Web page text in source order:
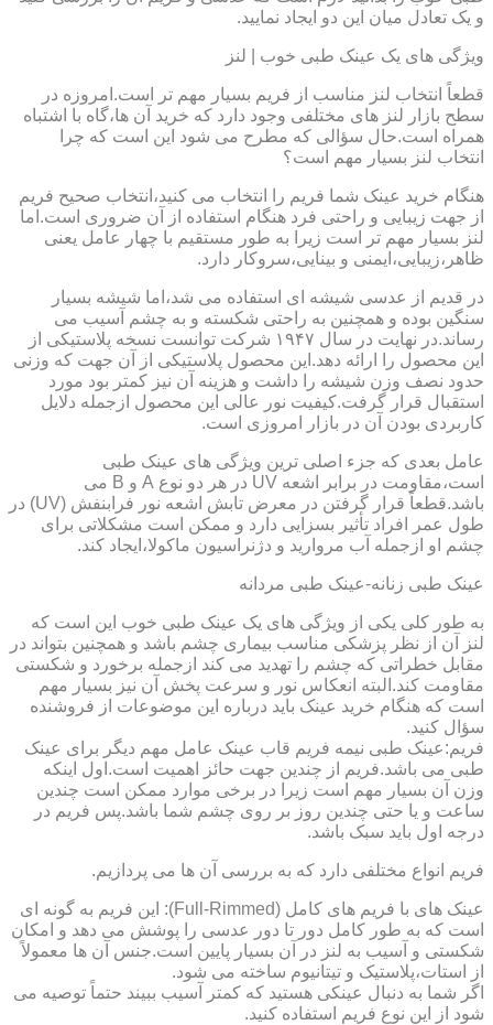
و یک تعادل میان این دو ایجاد نمایید.
ویژگی های یک عینک طبی خوب | لنز
قطعاً انتخاب لنز مناسب از فریم بسیار مهم تر است.امروزه در
سطح بازار لنز های مختلفی وجود دارد که خرید آن ها،گاه با اشتباه
همراه است.حال سؤالی که مطرح می شود این است که چرا
انتخاب لنز بسیار مهم است؟
هنگام خرید عینک شما فریم را انتخاب می کنید،انتخاب صحیح فریم
از جهت زیبایی و راحتی فرد هنگام استفاده از آن ضروری است.اما
لنز بسیار مهم تر است زیرا به طور مستقیم با چهار عامل یعنی
ظاهر،زیبایی،ایمنی و بینایی،سروکار دارد.
در قدیم از عدسی شیشه ای استفاده می شد،اما شیشه بسیار
سنگین بوده و همچنین به راحتی شکسته و به چشم آسیب می
رساند.در نهایت در سال ۱۹۴۷ شرکت توانست نسخه پلاستیکی از
این محصول را ارائه دهد.این محصول پلاستیکی از آن جهت که وزنی
حدود نصف وزن شیشه را داشت و هزینه آن نیز کمتر بود مورد
استقبال قرار گرفت.کیفیت نور عالی این محصول ازجمله دلایل
کاربردی بودن آن در بازار امروزی است.
عامل بعدی که جزء اصلی ترین ویژگی های عینک طبی
است،مقاومت در برابر اشعه UV در هر دو نوع A و B می
باشد.قطعاً قرار گرفتن در معرض تابش اشعه نور فرابنفش (UV) در
طول عمر افراد تأثیر بسزایی دارد و ممکن است مشکلاتی برای
چشم او ازجمله آب مروارید و دژنراسیون ماکولا،ایجاد کند.
عینک طبی زنانه-عینک طبی مردانه
به طور کلی یکی از ویژگی های یک عینک طبی خوب این است که
لنز آن از نظر پزشکی مناسب بیماری چشم باشد و همچنین بتواند در
مقابل خطراتی که چشم را تهدید می کند ازجمله برخورد و شکستی
مقاومت کند.البته انعکاس نور و سرعت پخش آن نیز بسیار مهم
است که هنگام خرید عینک باید درباره این موضوعات از فروشنده
سؤال کنید.
فریم:عینک طبی نیمه فریم قاب عینک عامل مهم دیگر برای عینک
طبی می باشد.فریم از چندین جهت حائز اهمیت است.اول اینکه
وزن آن بسیار مهم است زیرا در برخی موارد ممکن است چندین
ساعت و یا حتی چندین روز بر روی چشم شما باشد.پس فریم در
درجه اول باید سبک باشد.
فریم انواع مختلفی دارد که به بررسی آن ها می پردازیم.
عینک های با فریم های کامل (Full-Rimmed): این فریم به گونه ای
است که به طور کامل دور تا دور عدسی را پوشش می دهد و امکان
شکستی و آسیب به لنز در آن بسیار پایین است.جنس آن ها معمولاً
از استات،پلاستیک و تیتانیوم ساخته می شود.
اگر شما به دنبال عینکی هستید که کمتر آسیب ببیند حتماً توصیه می
شود از این نوع فریم استفاده کنید.